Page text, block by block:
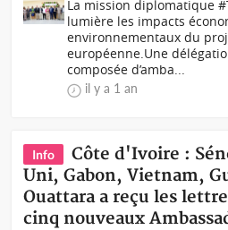
La mission diplomatique
lumière les impacts
environnementaux du
européenne.Une
composée d’amba...
il y a 1 an
Info
Côte d'Ivoire :
Uni, Gabon, Vietnam,
Ouattara a reçu les
cinq nouveaux